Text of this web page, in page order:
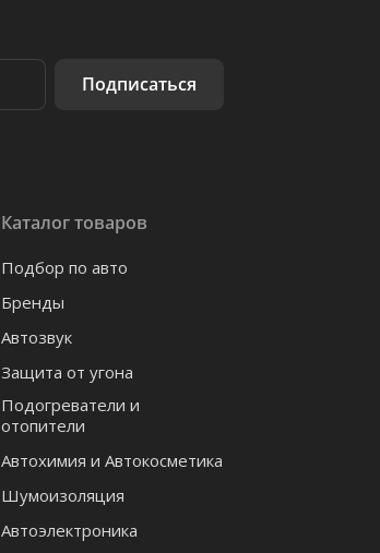
Подписаться
Каталог товаров
Подбор по авто
Бренды
Автозвук
Защита от угона
Подогреватели и
отопители
Автохимия и Автокосметика
Шумоизоляция
Автоэлектроника